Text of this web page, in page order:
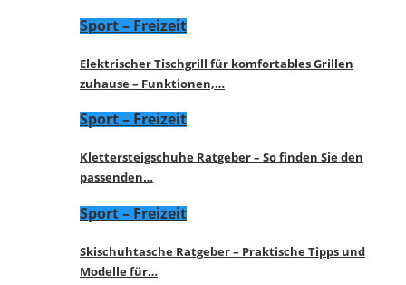
Sport – Freizeit
Elektrischer Tischgrill für komfortables Grillen
zuhause – Funktionen,…
Sport – Freizeit
Klettersteigschuhe Ratgeber – So finden Sie den
passenden…
Sport – Freizeit
Skischuhtasche Ratgeber – Praktische Tipps und
Modelle für…